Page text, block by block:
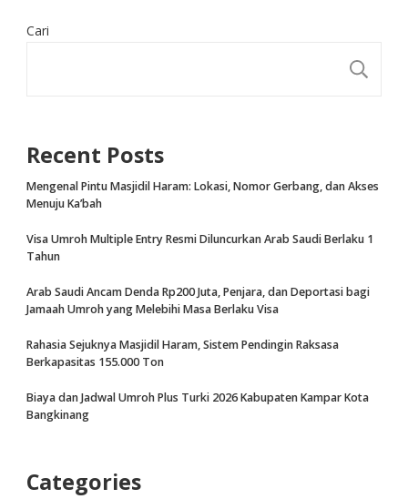
Cari
Recent Posts
Mengenal Pintu Masjidil Haram: Lokasi, Nomor Gerbang, dan Akses
Menuju Ka’bah
Visa Umroh Multiple Entry Resmi Diluncurkan Arab Saudi Berlaku 1
Tahun
Arab Saudi Ancam Denda Rp200 Juta, Penjara, dan Deportasi bagi
Jamaah Umroh yang Melebihi Masa Berlaku Visa
Rahasia Sejuknya Masjidil Haram, Sistem Pendingin Raksasa
Berkapasitas 155.000 Ton
Biaya dan Jadwal Umroh Plus Turki 2026 Kabupaten Kampar Kota
Bangkinang
Categories